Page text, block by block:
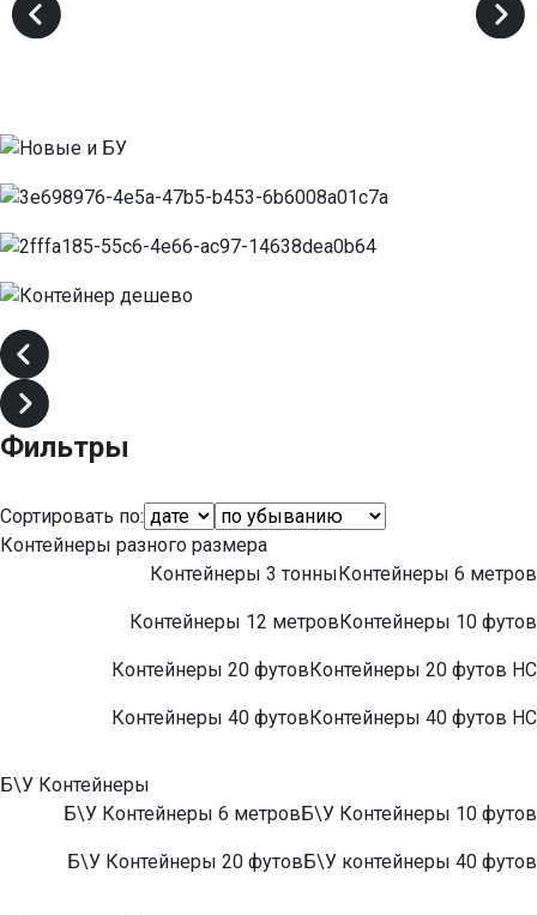
Фильтры
Сортировать по:
Контейнеры разного размера
Контейнеры 3 тонныКонтейнеры 6 метров
Контейнеры 12 метровКонтейнеры 10 футов
Контейнеры 20 футовКонтейнеры 20 футов НС
Контейнеры 40 футовКонтейнеры 40 футов НС
Б\У Контейнеры
Б\У Контейнеры 6 метровБ\У Контейнеры 10 футов
Б\У Контейнеры 20 футовБ\У контейнеры 40 футов